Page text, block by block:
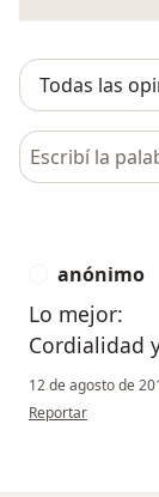
Busca en
anónimo
Lo mejor:
Cordialidad
12 de agosto de
en opinión del
Reportar